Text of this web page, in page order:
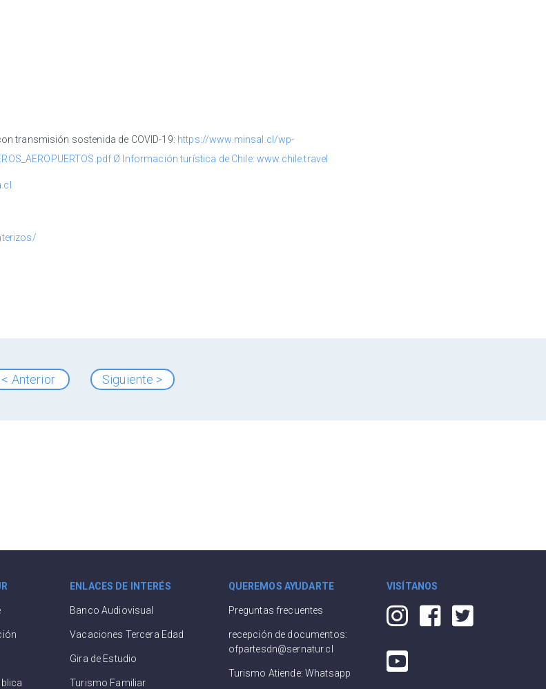
transmisión sostenida de COVID-19: https://www.minsal.cl/wp-
Ø Información turística de Chile: www.chile.travel
< Anterior Siguiente >
ENLACES DE INTERÉS
Banco Audiovisual
Vacaciones Tercera Edad
Gira de Estudio
Turismo Familiar
QUEREMOS AYUDARTE
Preguntas frecuentes
recepción de documentos:
ofpartesdn@sernatur.cl
Turismo Atiende: Whatsapp
VISÍTANOS